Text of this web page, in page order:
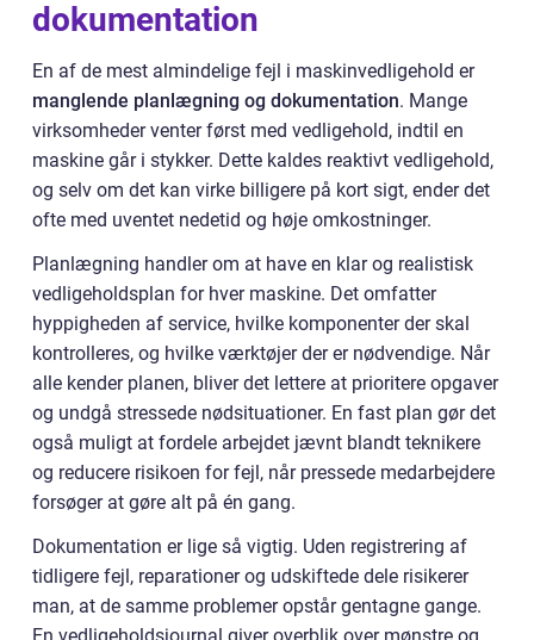
dokumentation
En af de mest almindelige fejl i maskinvedligehold er
manglende planlægning og dokumentation. Mange
virksomheder venter først med vedligehold, indtil en
maskine går i stykker. Dette kaldes reaktivt vedligehold,
og selv om det kan virke billigere på kort sigt, ender det
ofte med uventet nedetid og høje omkostninger.
Planlægning handler om at have en klar og realistisk
vedligeholdsplan for hver maskine. Det omfatter
hyppigheden af service, hvilke komponenter der skal
kontrolleres, og hvilke værktøjer der er nødvendige. Når
alle kender planen, bliver det lettere at prioritere opgaver
og undgå stressede nødsituationer. En fast plan gør det
også muligt at fordele arbejdet jævnt blandt teknikere
og reducere risikoen for fejl, når pressede medarbejdere
forsøger at gøre alt på én gang.
Dokumentation er lige så vigtig. Uden registrering af
tidligere fejl, reparationer og udskiftede dele risikerer
man, at de samme problemer opstår gentagne gange.